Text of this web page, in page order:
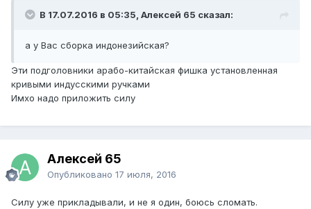
В 17.07.2016 в 05:35, Алексей 65 сказал:
а у Вас сборка индонезийская?
Эти подголовники арабо-китайская фишка установленная
кривыми индусскими ручками
Имхо надо приложить силу
Алексей 65
Опубликовано 17 июля, 2016
Силу уже прикладывали, и не я один, боюсь сломать.